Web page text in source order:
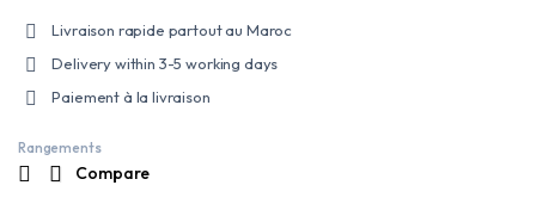
Livraison rapide partout au Maroc
Delivery within 3-5 working days
Paiement à la livraison
Rangements
Compare